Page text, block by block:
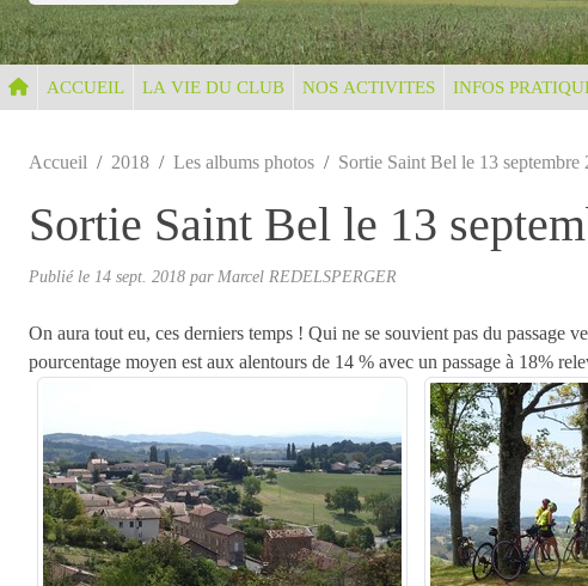
ACCUEIL LA VIE DU CLUB NOS ACTIVITES INFOS
Accueil 2018 Les albums photos Sortie Saint Bel le 13 septembre
Sortie Saint Bel le 13
Publié le 14 sept. 2018 par Marcel REDELSPERGER
On aura tout eu, ces derniers temps ! Qui ne se souvient pas du
pourcentage moyen est aux alentours de 14 % avec un passage à 18%